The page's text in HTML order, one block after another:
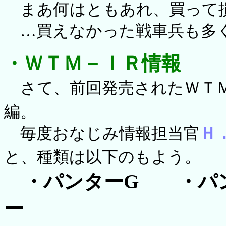
まあ何はともあれ、買って
…買えなかった戦車兵も多
・ＷＴＭ－ＩＲ情報
さて、前回発売されたＷＴ
編。
毎度おなじみ情報担当官 Ｈ
と、種類は以下のもよう。
・パンターG ・パ
ー